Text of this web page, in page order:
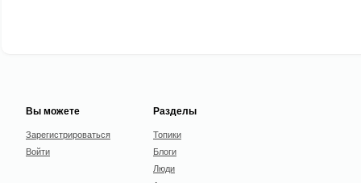
Вы можете
Зарегистрироваться
Войти
Разделы
Топики
Блоги
Люди